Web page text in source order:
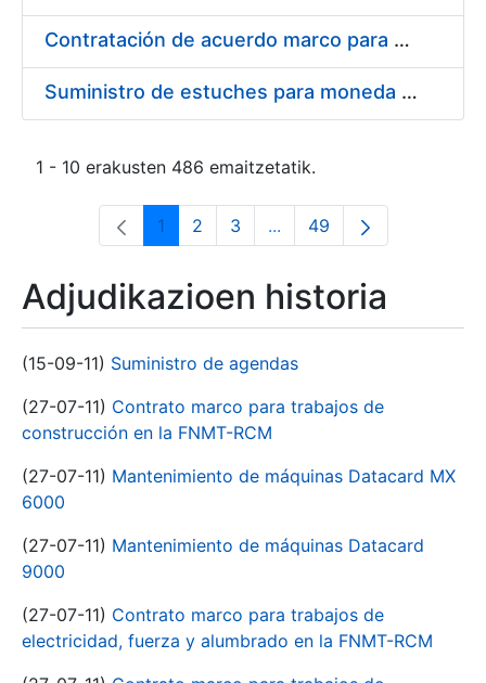
Contratación de acuerdo marco para el Suministro de Material de Electricidad para la Fábrica Nacional de Moneda y Timbre-Real Casa de la Moneda en su centro de trabajo de Burgos
Suministro de estuches para moneda de 30 €
1 - 10 erakusten 486 emaitzetatik.
Orrialdea
1 Orrialdea
2 Orrialdea
3 ...Intermediate Pages Use
Orrialdea
49
Adjudikazioen historia
(15-09-11) Suministro de agendas
(27-07-11) Contrato marco para trabajos de
construcción en la FNMT-RCM
(27-07-11) Mantenimiento de máquinas Datacard MX
6000
(27-07-11) Mantenimiento de máquinas Datacard
9000
(27-07-11) Contrato marco para trabajos de
electricidad, fuerza y alumbrado en la FNMT-RCM